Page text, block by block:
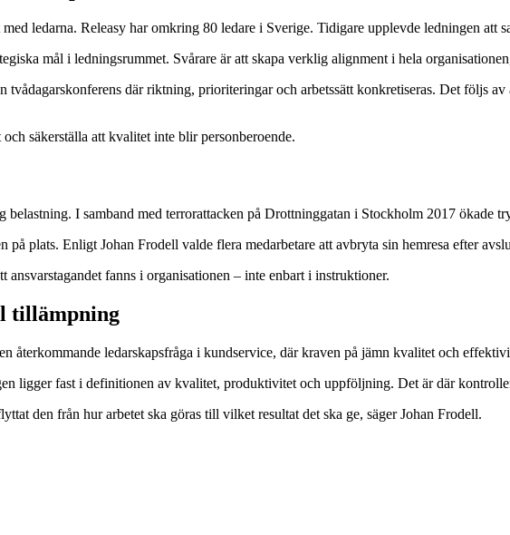
ledarna. Releasy har omkring 80 ledare i Sverige. Tidigare upplevde ledningen att
mål i ledningsrummet. Svårare är att skapa verklig alignment i hela
tvådagarskonferens där riktning, prioriteringar och arbetssätt konkretiseras. Det följs
säkerställa att kvalitet inte blir personberoende.
belastning. I samband med terrorattacken på Drottninggatan i Stockholm 2017 ökade
på plats. Enligt Johan Frodell valde flera medarbetare att avbryta sin hemresa efter
ansvarstagandet fanns i organisationen – inte enbart i instruktioner.
tillämpning
återkommande ledarskapsfråga i kundservice, där kraven på jämn kvalitet och
ligger fast i definitionen av kvalitet, produktivitet och uppföljning. Det är där
den från hur arbetet ska göras till vilket resultat det ska ge, säger Johan Frodell.